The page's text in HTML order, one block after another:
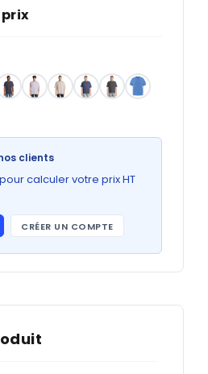
clients
calculer votre prix HT
CRÉER UN COMPTE